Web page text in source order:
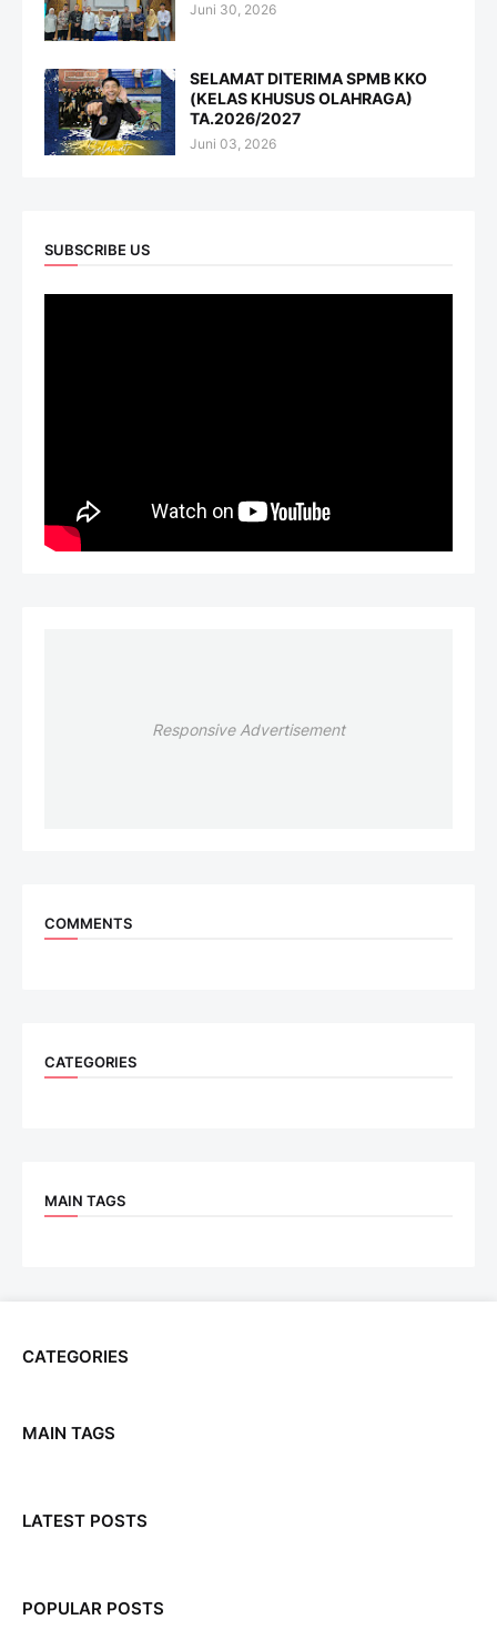
Juni 30, 2026
SELAMAT DITERIMA SPMB KKO
(KELAS KHUSUS OLAHRAGA)
TA.2026/2027
Juni 03, 2026
SUBSCRIBE US
Responsive Advertisement
COMMENTS
CATEGORIES
MAIN TAGS
CATEGORIES
MAIN TAGS
LATEST POSTS
POPULAR POSTS